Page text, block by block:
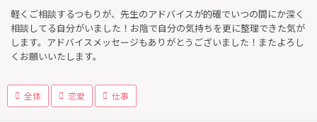
軽くご相談するつもりが、先生のアドバイスが的確でいつの間にか深く
相談してる自分がいました！お陰で自分の気持ちを更に整理できた気が
します。アドバイスメッセージもありがとうございました！またよろし
くお願いいたします。
全体 恋愛 仕事